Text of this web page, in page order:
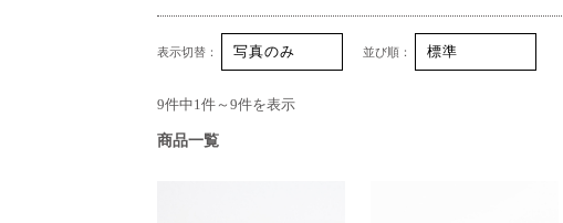
表示切替： 並び順：
9件中1件～9件を表示
商品一覧